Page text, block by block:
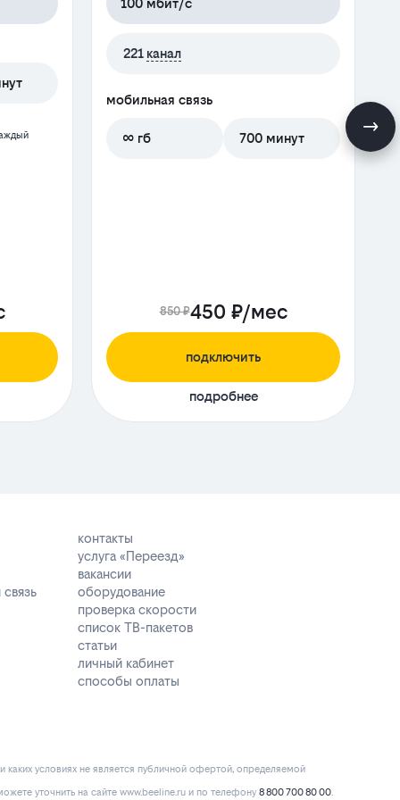
100 мбит/с
221 канал
мобильная связь
∞ гб 700 минут
850 ₽450 ₽/мес
подключить
подробнее
контакты
услуга «Переезд»
вакансии
оборудование
проверка скорости
список ТВ-пакетов
статьи
личный кабинет
способы оплаты
условиях не является публичной офертой, определяемой
уточнить на сайте www.beeline.ru и по телефону 8 800 700 80 00.